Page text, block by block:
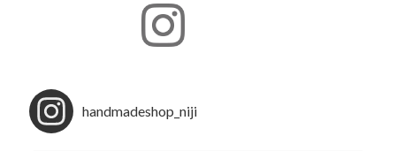
handmadeshop_niji